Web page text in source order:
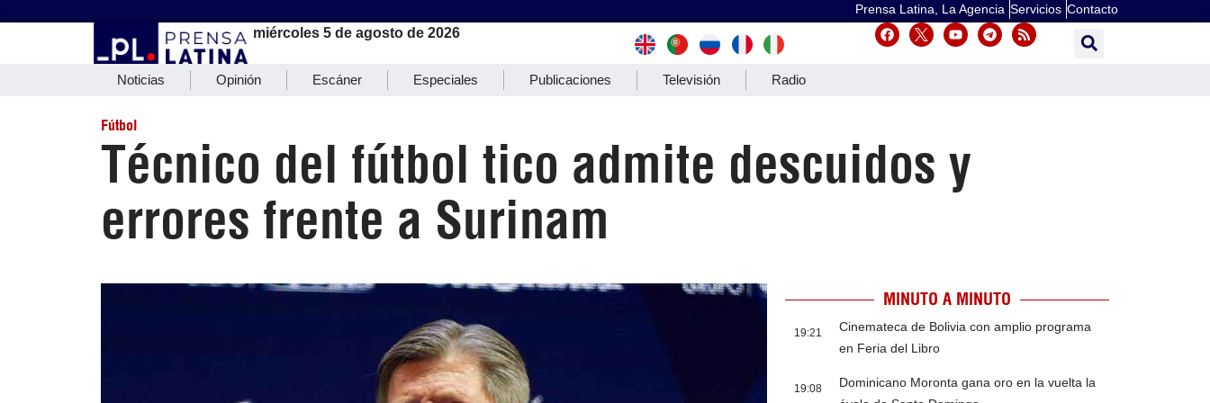
Prensa Latina, La Agencia Servicios Contacto
miércoles 5 de agosto de 2026
Noticias Opinión Escáner Especiales Publicaciones Televisión Radio
Fútbol
Técnico del fútbol tico admite descuidos y
errores frente a Surinam
MINUTO A MINUTO
19:21
Cinemateca de Bolivia con amplio programa
en Feria del Libro
19:08
Dominicano Moronta gana oro en la vuelta la